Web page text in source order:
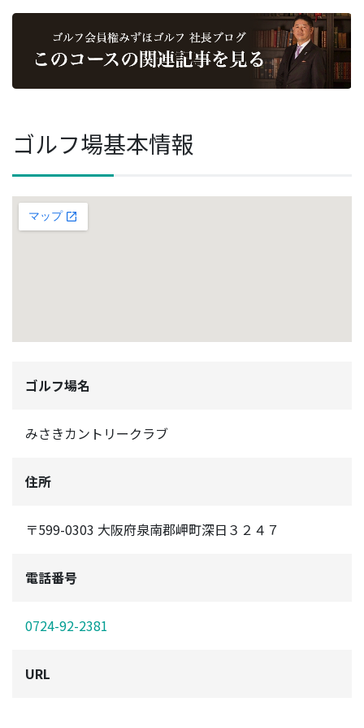
ゴルフ場基本情報
ゴルフ場名
みさきカントリークラブ
住所
〒599-0303 大阪府泉南郡岬町深日３２４７
電話番号
0724-92-2381
URL